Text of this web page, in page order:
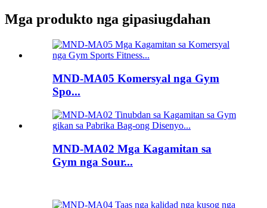
Mga produkto nga gipasiugdahan
MND-MA05 Komersyal nga Gym
Spo...
MND-MA02 Mga Kagamitan sa
Gym nga Sour...